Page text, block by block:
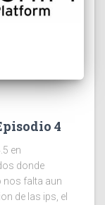
4
en
donde
nos falta aun
de las ips, el